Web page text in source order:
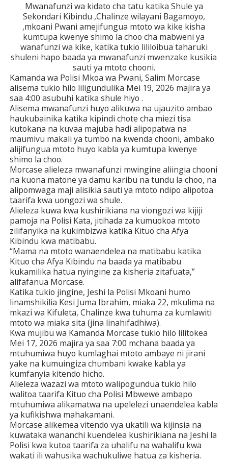
Mwanafunzi wa kidato cha tatu katika Shule ya
Sekondari Kibindu ,Chalinze wilayani Bagamoyo,
,mkoani Pwani amejifungua mtoto wa kike kisha
kumtupa kwenye shimo la choo cha mabweni ya
wanafunzi wa kike, katika tukio lililoibua taharuki
shuleni hapo baada ya mwanafunzi mwenzake kusikia
sauti ya mtoto chooni.
Kamanda wa Polisi Mkoa wa Pwani, Salim Morcase
alisema tukio hilo liligundulika Mei 19, 2026 majira ya
saa 4:00 asubuhi katika shule hiyo .
Alisema mwanafunzi huyo alikuwa na ujauzito ambao
haukubainika katika kipindi chote cha miezi tisa
kutokana na kuvaa majuba hadi alipopatwa na
maumivu makali ya tumbo na kwenda chooni, ambako
alijifungua mtoto huyo kabla ya kumtupa kwenye
shimo la choo.
Morcase alieleza mwanafunzi mwingine aliingia chooni
na kuona matone ya damu karibu na tundu la choo, na
alipomwaga maji alisikia sauti ya mtoto ndipo alipotoa
taarifa kwa uongozi wa shule.
Alieleza kuwa kwa kushirikiana na viongozi wa kijiji
pamoja na Polisi Kata, jitihada za kumuokoa mtoto
zilifanyika na kukimbizwa katika Kituo cha Afya
Kibindu kwa matibabu.
“Mama na mtoto wanaendelea na matibabu katika
Kituo cha Afya Kibindu na baada ya matibabu
kukamilika hatua nyingine za kisheria zitafuata,”
alifafanua Morcase.
Katika tukio jingine, Jeshi la Polisi Mkoani humo
linamshikilia Kesi Juma Ibrahim, miaka 22, mkulima na
mkazi wa Kifuleta, Chalinze kwa tuhuma za kumlawiti
mtoto wa miaka sita (jina linahifadhiwa).
Kwa mujibu wa Kamanda Morcase tukio hilo lilitokea
Mei 17, 2026 majira ya saa 7:00 mchana baada ya
mtuhumiwa huyo kumlaghai mtoto ambaye ni jirani
yake na kumuingiza chumbani kwake kabla ya
kumfanyia kitendo hicho.
Alieleza wazazi wa mtoto walipogundua tukio hilo
walitoa taarifa Kituo cha Polisi Mbwewe ambapo
mtuhumiwa alikamatwa na upelelezi unaendelea kabla
ya kufikishwa mahakamani.
Morcase alikemea vitendo vya ukatili wa kijinsia na
kuwataka wananchi kuendelea kushirikiana na Jeshi la
Polisi kwa kutoa taarifa za uhalifu na wahalifu kwa
wakati ili wahusika wachukuliwe hatua za kisheria.